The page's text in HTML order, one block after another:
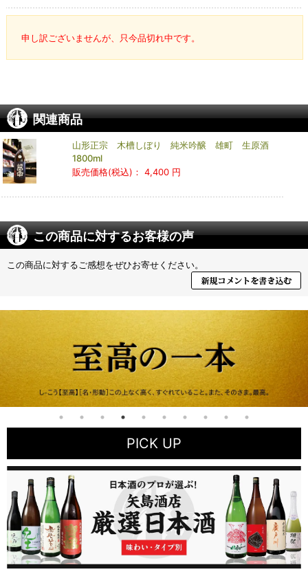
申し訳ございませんが、只今品切れ中です。
関連商品
山形正宗 木槽しぼり 純米吟醸 雄町 生原酒
1800ml
販売価格(税込)： 4,400 円
この商品に対するお客様の声
この商品に対するご感想をぜひお寄せください。
PICK UP